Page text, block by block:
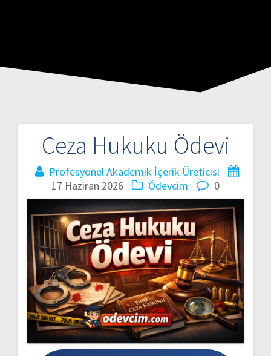
Ceza Hukuku Ödevi
Profesyonel Akademik İçerik Üreticisi
17 Haziran 2026
Ödevcim 0